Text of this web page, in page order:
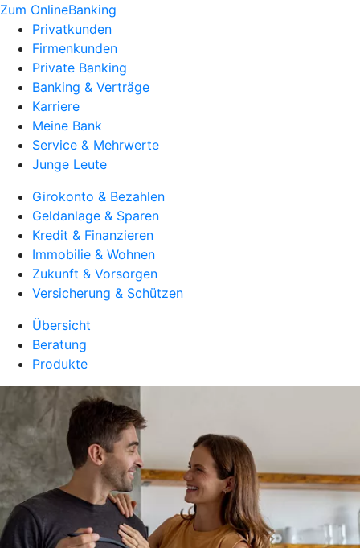
Zum OnlineBanking
Privatkunden
Firmenkunden
Private Banking
Banking & Verträge
Karriere
Meine Bank
Service & Mehrwerte
Junge Leute
Girokonto & Bezahlen
Geldanlage & Sparen
Kredit & Finanzieren
Immobilie & Wohnen
Zukunft & Vorsorgen
Versicherung & Schützen
Übersicht
Beratung
Produkte